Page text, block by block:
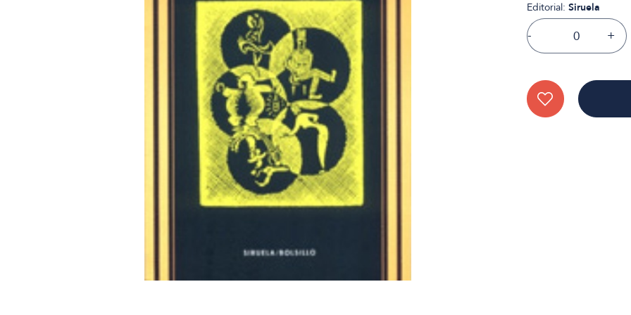
Editorial: Siruela
- +